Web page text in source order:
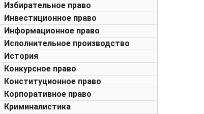
Избирательное право
Инвестиционное право
Информационное право
Исполнительное производство
История
Конкурсное право
Конституционное право
Корпоративное право
Криминалистика